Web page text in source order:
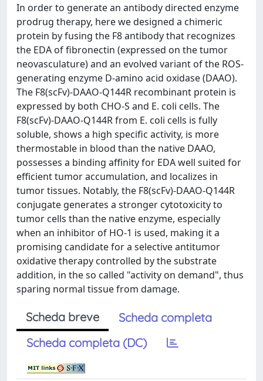
In order to generate an antibody directed enzyme
prodrug therapy, here we designed a chimeric
protein by fusing the F8 antibody that recognizes
the EDA of fibronectin (expressed on the tumor
neovasculature) and an evolved variant of the ROS-
generating enzyme D-amino acid oxidase (DAAO).
The F8(scFv)-DAAO-Q144R recombinant protein is
expressed by both CHO-S and E. coli cells. The
F8(scFv)-DAAO-Q144R from E. coli cells is fully
soluble, shows a high specific activity, is more
thermostable in blood than the native DAAO,
possesses a binding affinity for EDA well suited for
efficient tumor accumulation, and localizes in
tumor tissues. Notably, the F8(scFv)-DAAO-Q144R
conjugate generates a stronger cytotoxicity to
tumor cells than the native enzyme, especially
when an inhibitor of HO-1 is used, making it a
promising candidate for a selective antitumor
oxidative therapy controlled by the substrate
addition, in the so called "activity on demand", thus
sparing normal tissue from damage.
Scheda breve
Scheda completa
Scheda completa (DC)